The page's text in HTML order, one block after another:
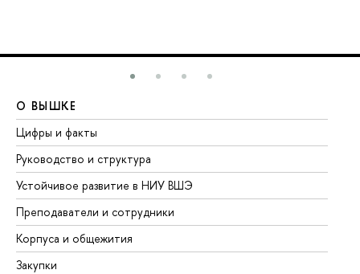
О ВЫШКЕ
Цифры и факты
Руководство и структура
Устойчивое развитие в НИУ ВШЭ
Преподаватели и сотрудники
Корпуса и общежития
Закупки